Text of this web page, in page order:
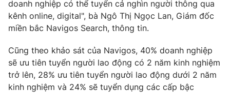
doanh nghiệp có thể tuyển cả nghìn người thông qua
kênh online, digital", bà Ngô Thị Ngọc Lan, Giám đốc
miền bắc Navigos Search, thông tin.
Cũng theo khảo sát của Navigos, 40% doanh nghiệp
sẽ ưu tiên tuyển người lao động có 2 năm kinh nghiệm
trở lên, 28% ưu tiên tuyển người lao động dưới 2 năm
kinh nghiệm và 24% sẽ tuyển dụng các cấp bậc